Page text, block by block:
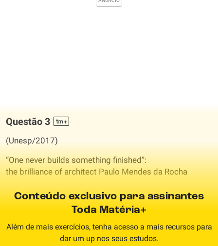
Questão 3
(Unesp/2017)
“One never builds something finished”:
the brilliance of architect Paulo Mendes da Rocha
Conteúdo exclusivo para assinantes
Toda Matéria+
Além de mais exercícios, tenha acesso a mais recursos para
dar um up nos seus estudos.